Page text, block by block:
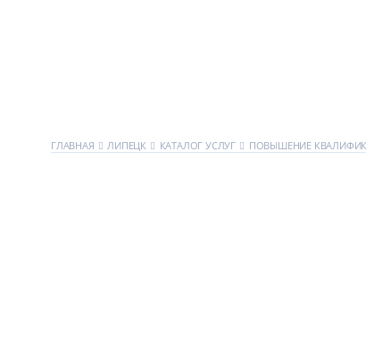
ГЛАВНАЯ ЛИПЕЦК КАТАЛОГ УСЛУГ ПОВЫШЕНИЕ